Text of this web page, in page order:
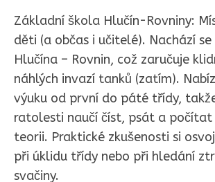
Základní škola Hlučín-Rovniny:
děti (a občas i učitelé). Nachází
Hlučína – Rovnin, což zaručuje
náhlých invazí tanků (zatím).
výuku od první do páté třídy,
ratolesti naučí číst, psát a počítat
teorii. Praktické zkušenosti si
při úklidu třídy nebo při hledání
svačiny.